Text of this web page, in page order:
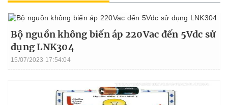
Bộ nguồn không biến áp 220Vac đến 5Vdc sử
dụng LNK304
15/07/2023 17:54:04